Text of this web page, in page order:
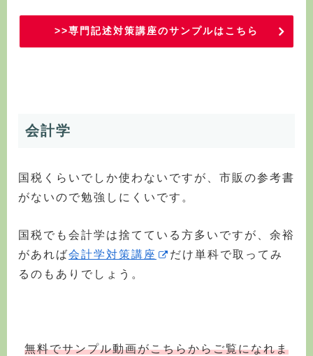
>>専門記述対策講座のサンプルはこちら
会計学
国税くらいでしか使わないですが、市販の参考書
がないので勉強しにくいです。
国税でも会計学は捨てている方多いですが、余裕
があれば会計学対策講座
だけ単科で取ってみ
るのもありでしょう。
無料でサンプル動画がこちらからご覧になれま